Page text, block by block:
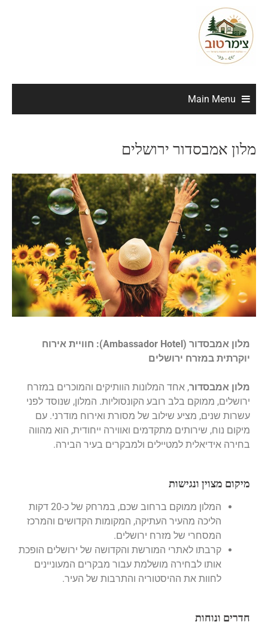
Main Menu
מלון אמבסדור ירושלים
מלון אמבסדור (Ambassador Hotel): חוויית אירוח
יוקרתית במזרח ירושלים
מלון אמבסדור, אחד המלונות הוותיקים והמוכרים במזרח
ירושלים, ממוקם בלב רובע הקונסוליות. המלון, שנוסד לפני
עשרות שנים, מציע שילוב של מסורת ואירוח מודרני. עם
מיקום נוח, שירותים מתקדמים ואווירה ייחודית, הוא מהווה
בחירה אידיאלית למטיילים ולמבקרים בעיר הבירה.
מיקום מצוין ונגישות
המלון ממוקם ברחוב שכם, במרחק של כ-20 דקות
הליכה מהעיר העתיקה, המקומות הקדושים והמרכז
המסחרי של מזרח ירושלים.
קרבתו לאתרי המורשת והקדושה של ירושלים הופכת
אותו לבחירה מושלמת עבור מבקרים המעוניינים
לחוות את ההיסטוריה והתרבות של העיר.
חדרים ונוחות